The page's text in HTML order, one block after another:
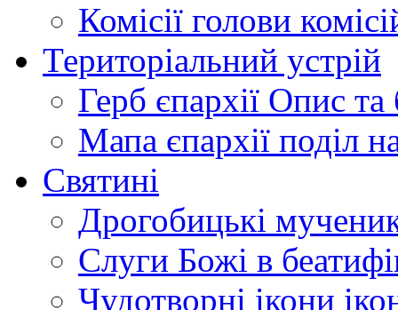
Комісії голови
Територіальний устрій
Герб єпархії Опис та
Мапа єпархії поділ
Святині
Дрогобицькі
Слуги Божі в
Чудотворні ікони